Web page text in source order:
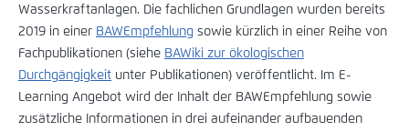
Wasserkraftanlagen. Die fachlichen Grundlagen wurden bereits
2019 in einer BAWEmpfehlung sowie kürzlich in einer Reihe von
Fachpublikationen (siehe BAWiki zur ökologischen
Durchgängigkeit unter Publikationen) veröffentlicht. Im E-
Learning Angebot wird der Inhalt der BAWEmpfehlung sowie
zusätzliche Informationen in drei aufeinander aufbauenden